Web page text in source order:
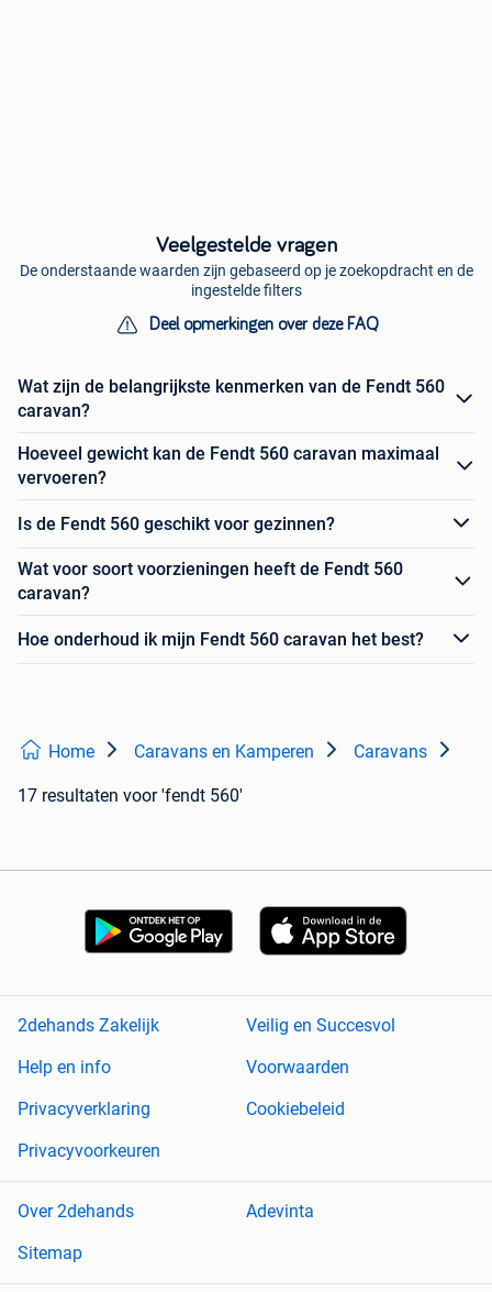
Veelgestelde vragen
De onderstaande waarden zijn gebaseerd op je zoekopdracht en de
ingestelde filters
Deel opmerkingen over deze FAQ
Wat zijn de belangrijkste kenmerken van de Fendt 560
caravan?
Hoeveel gewicht kan de Fendt 560 caravan maximaal
vervoeren?
Is de Fendt 560 geschikt voor gezinnen?
Wat voor soort voorzieningen heeft de Fendt 560
caravan?
Hoe onderhoud ik mijn Fendt 560 caravan het best?
Home Caravans en Kamperen Caravans
17 resultaten voor 'fendt 560'
2dehands Zakelijk
Veilig en Succesvol
Help en info
Voorwaarden
Privacyverklaring
Cookiebeleid
Privacyvoorkeuren
Over 2dehands
Adevinta
Sitemap